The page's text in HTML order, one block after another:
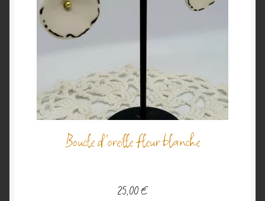
Boucle d’oreille fleur blanche
25,00€